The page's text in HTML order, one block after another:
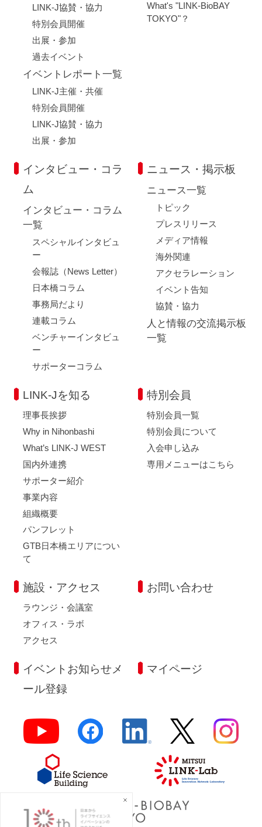
LINK-J協賛・協力
特別会員開催
出展・参加
過去イベント
イベントレポート一覧
LINK-J主催・共催
特別会員開催
LINK-J協賛・協力
出展・参加
What's "LINK-BioBAY
TOKYO"？
インタビュー・コラ
ム
インタビュー・コラム
一覧
スペシャルインタビュ
ー
会報誌（News Letter）
日本橋コラム
事務局だより
連載コラム
ベンチャーインタビュ
ー
サポーターコラム
ニュース・掲示板
ニュース一覧
トピック
プレスリリース
メディア情報
海外関連
アクセラレーション
イベント告知
協賛・協力
人と情報の交流掲示板
一覧
LINK-Jを知る
理事長挨拶
Why in Nihonbashi
What’s LINK-J WEST
国内外連携
サポーター紹介
事業内容
組織概要
パンフレット
GTB日本橋エリアについ
て
特別会員
特別会員一覧
特別会員について
入会申し込み
専用メニューはこちら
施設・アクセス
ラウンジ・会議室
オフィス・ラボ
アクセス
お問い合わせ
イベントお知らせメ
ール登録
マイページ